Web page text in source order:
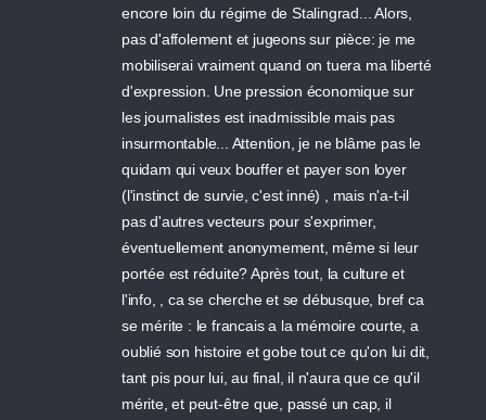
encore loin du régime de Stalingrad... Alors,
pas d'affolement et jugeons sur pièce: je me
mobiliserai vraiment quand on tuera ma liberté
d'expression. Une pression économique sur
les journalistes est inadmissible mais pas
insurmontable... Attention, je ne blâme pas le
quidam qui veux bouffer et payer son loyer
(l'instinct de survie, c'est inné) , mais n'a-t-il
pas d'autres vecteurs pour s'exprimer,
éventuellement anonymement, même si leur
portée est réduite? Après tout, la culture et
l'info, , ca se cherche et se débusque, bref ca
se mérite : le francais a la mémoire courte, a
oublié son histoire et gobe tout ce qu'on lui dit,
tant pis pour lui, au final, il n'aura que ce qu'il
mérite, et peut-être que, passé un cap, il